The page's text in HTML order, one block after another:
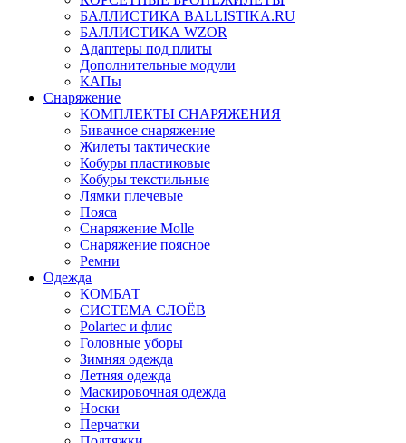
БАЛЛИСТИКА BALLISTIKA.RU
БАЛЛИСТИКА WZOR
Адаптеры под плиты
Дополнительные модули
КАПы
Снаряжение
КОМПЛЕКТЫ СНАРЯЖЕНИЯ
Бивачное снаряжение
Жилеты тактические
Кобуры пластиковые
Кобуры текстильные
Лямки плечевые
Пояса
Снаряжение Molle
Снаряжение поясное
Ремни
Одежда
КОМБАТ
СИСТЕМА СЛОЁВ
Polartec и флис
Головные уборы
Зимняя одежда
Летняя одежда
Маскировочная одежда
Носки
Перчатки